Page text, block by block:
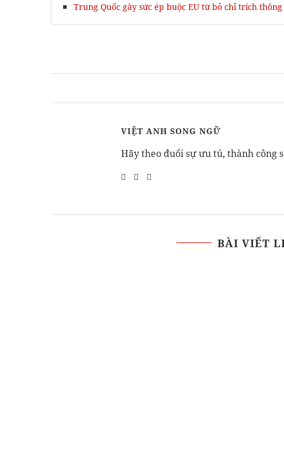
Trung Quốc gây sức ép buộc EU từ bỏ chỉ trích
VIỆT ANH SONG NGỮ
Hãy theo đuổi sự ưu tú, thành công
BÀI VIẾT